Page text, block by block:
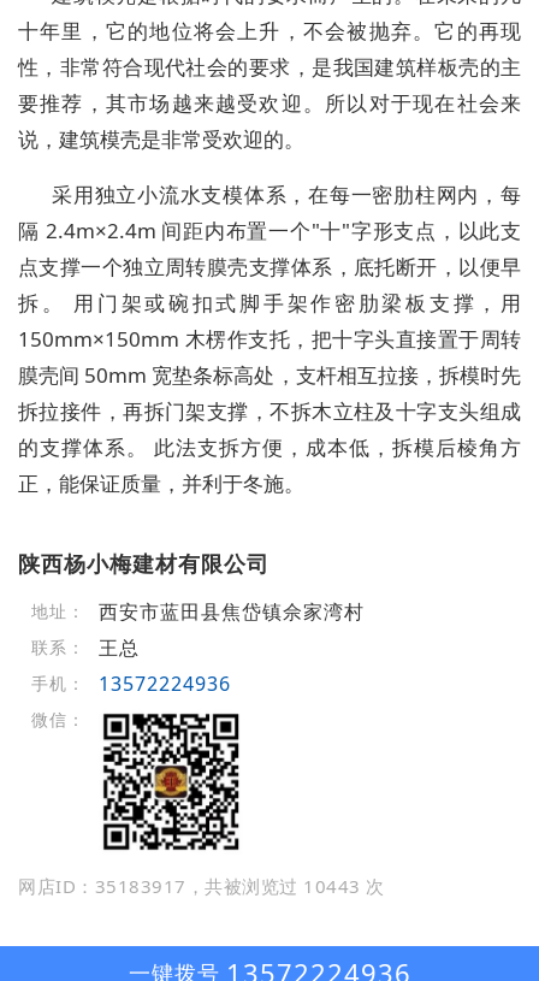
十年里，它的地位将会上升，不会被抛弃。它的再现
性，非常符合现代社会的要求，是我国建筑样板壳的主
要推荐，其市场越来越受欢迎。所以对于现在社会来
说，建筑模壳是非常受欢迎的。
采用独立小流水支模体系，在每一密肋柱网内，每
隔 2.4m×2.4m 间距内布置一个"十"字形支点，以此支
点支撑一个独立周转膜壳支撑体系，底托断开，以便早
拆。 用门架或碗扣式脚手架作密肋梁板支撑，用
150mm×150mm 木楞作支托，把十字头直接置于周转
膜壳间 50mm 宽垫条标高处，支杆相互拉接，拆模时先
拆拉接件，再拆门架支撑，不拆木立柱及十字支头组成
的支撑体系。 此法支拆方便，成本低，拆模后棱角方
正，能保证质量，并利于冬施。
陕西杨小梅建材有限公司
地址： 西安市蓝田县焦岱镇佘家湾村
联系： 王总
手机： 13572224936
微信：
网店ID：35183917，共被浏览过 10443 次
一键拨号 13572224936